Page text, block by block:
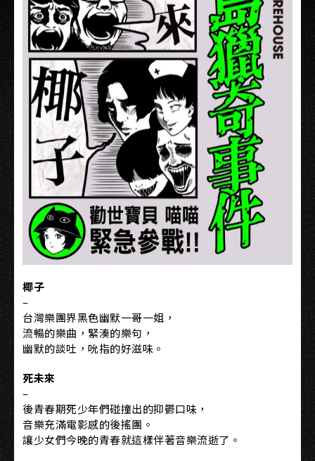
椰子
–
台灣樂團界黑色幽默一哥一姐，
流暢的樂曲，緊湊的樂句，
幽默的談吐，吮指的好滋味。
死未來
–
後青春期死少年們碰撞出的抑鬱口味，
音樂充滿電影感的後搖團。
讓少女們今晚的青春就這樣伴著音樂流逝了。